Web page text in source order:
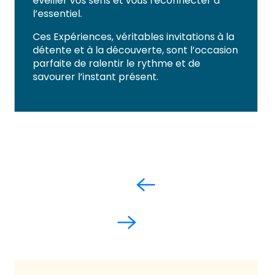
l’essentiel.
Ces Expériences, véritables invitations à la
détente et à la découverte, sont l’occasion
parfaite de ralentir le rythme et de
savourer l’instant présent.